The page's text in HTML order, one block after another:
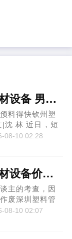
钦州塑料管材设备 男演员钟宇飞崩溃自曝：富婆带资进组当女主角
料得快钦州塑
沈 林 近日，短
在拍摄古装短
08-10 02:28
深圳塑料管材设备价格 十多万东谈主报名的考查，获利一起作废，
主的考查，因
废深圳塑料管
案正在激励新
08-10 02:07